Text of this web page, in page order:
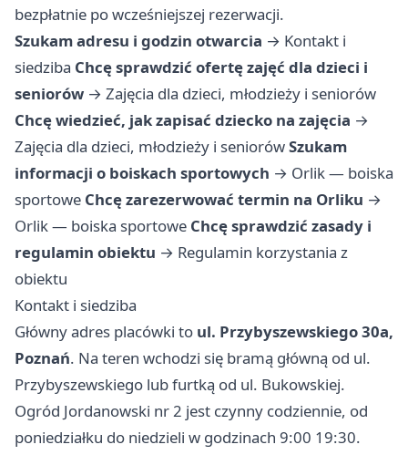
bezpłatnie po wcześniejszej rezerwacji.
Szukam adresu i godzin otwarcia → Kontakt i
siedziba Chcę sprawdzić ofertę zajęć dla dzieci i
seniorów → Zajęcia dla dzieci, młodzieży i seniorów
Chcę wiedzieć, jak zapisać dziecko na zajęcia →
Zajęcia dla dzieci, młodzieży i seniorówSzukam
informacji o boiskach sportowych → Orlik — boiska
sportowe Chcę zarezerwować termin na Orliku →
Orlik — boiska sportowe Chcę sprawdzić zasady i
regulamin obiektu → Regulamin korzystania z
obiektu
Kontakt i siedziba
Główny adres placówki to ul. Przybyszewskiego 30a,
Poznań. Na teren wchodzi się bramą główną od ul.
Przybyszewskiego lub furtką od ul. Bukowskiej.
Ogród Jordanowski nr 2 jest czynny codziennie, od
poniedziałku do niedzieli w godzinach 9:00 19:30.